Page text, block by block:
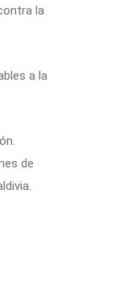
la
a la
de